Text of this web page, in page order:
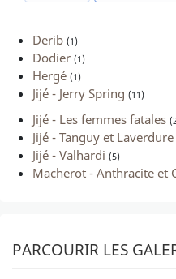
Derib (1)
Dodier (1)
Hergé (1)
Jijé - Jerry Spring (11)
Jijé - Les femmes fatales
Jijé - Tanguy et Laverdure
Jijé - Valhardi (5)
Macherot - Anthracite et
PARCOURIR LES